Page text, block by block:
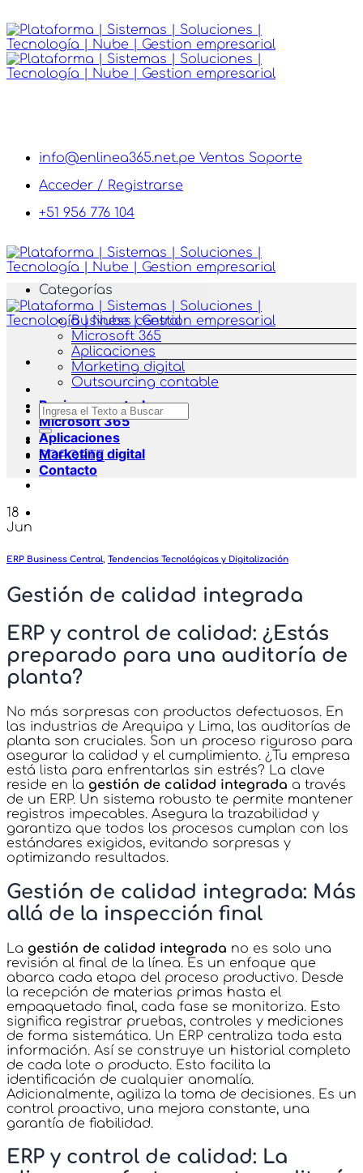
al
contenido
info@enlinea365.net.pe Ventas Soporte
Acceder / Registrarse
+51 956 776 104
Business central
Microsoft 365
Aplicaciones
Marketing digital
Contacto
Categorías
Business central
Microsoft 365
Aplicaciones
Marketing digital
Outsourcing contable
Buscar
por:
SOPORTE
18
Jun
ERP Business Central, Tendencias Tecnológicas y Digitalización
Gestión de calidad integrada
ERP y control de calidad: ¿Estás
preparado para una auditoría de
planta?
No más sorpresas con productos defectuosos. En
las industrias de Arequipa y Lima, las auditorías de
planta son cruciales. Son un proceso riguroso para
asegurar la calidad y el cumplimiento. ¿Tu empresa
está lista para enfrentarlas sin estrés? La clave
reside en la gestión de calidad integrada a través
de un ERP. Un sistema robusto te permite mantener
registros impecables. Asegura la trazabilidad y
garantiza que todos los procesos cumplan con los
estándares exigidos, evitando sorpresas y
optimizando resultados.
Gestión de calidad integrada: Más
allá de la inspección final
La gestión de calidad integrada no es solo una
revisión al final de la línea. Es un enfoque que
abarca cada etapa del proceso productivo. Desde
la recepción de materias primas hasta el
empaquetado final, cada fase se monitoriza. Esto
significa registrar pruebas, controles y mediciones
de forma sistemática. Un ERP centraliza toda esta
información. Así se construye un historial completo
de cada lote o producto. Esto facilita la
identificación de cualquier anomalía.
Adicionalmente, agiliza la toma de decisiones. Es un
control proactivo, una mejora constante, una
garantía de fiabilidad.
ERP y control de calidad: La